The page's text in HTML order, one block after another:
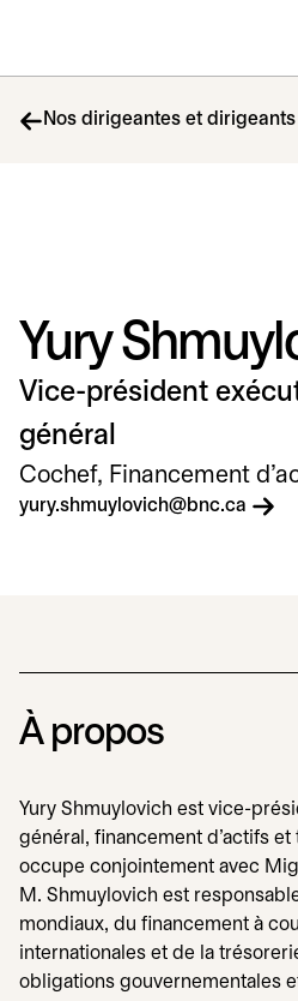
Nos dirigeantes et dirigeants
Yury
Vice-président
général
Cochef, Financement
yury.shmuylovich@bnc.ca
À propos
Yury Shmuylovich est vice-
général, financement d’actifs et
occupe conjointement avec
M. Shmuylovich est
mondiaux, du financement à
internationales et de la
obligations gouvernementales